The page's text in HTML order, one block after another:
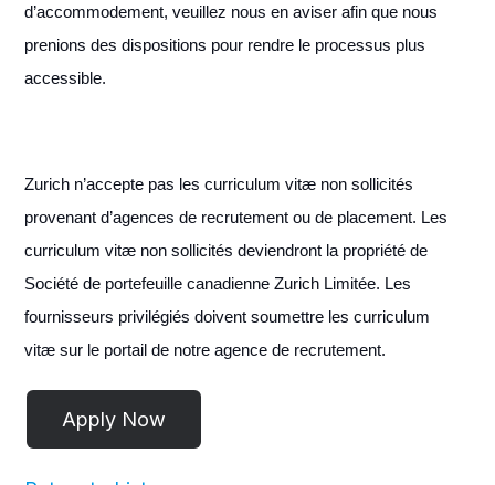
d’accommodement, veuillez nous en aviser afin que nous
prenions des dispositions pour rendre le processus plus
accessible.
Zurich n’accepte pas les curriculum vitæ non sollicités
provenant d’agences de recrutement ou de placement. Les
curriculum vitæ non sollicités deviendront la propriété de
Société de portefeuille canadienne Zurich Limitée. Les
fournisseurs privilégiés doivent soumettre les curriculum
vitæ sur le portail de notre agence de recrutement.